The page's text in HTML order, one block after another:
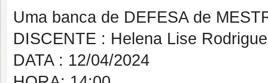
Uma banca de DEFESA de
DISCENTE : Helena Lise
DATA : 12/04/2024